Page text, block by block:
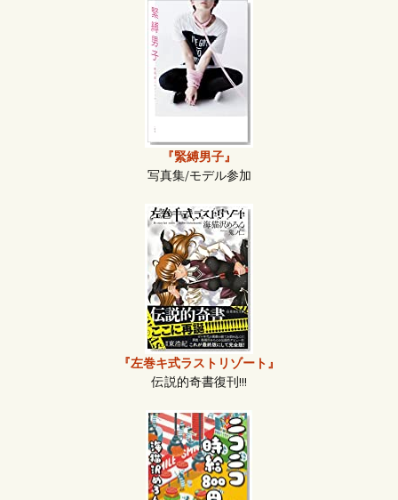
『緊縛男子』
写真集/モデル参加
『左巻キ式ラストリゾート』
伝説的奇書復刊!!!